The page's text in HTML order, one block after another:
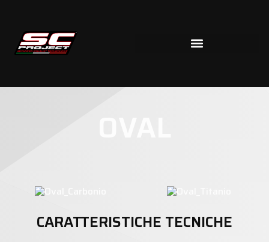
CARATTERISTICHE TECNICHE